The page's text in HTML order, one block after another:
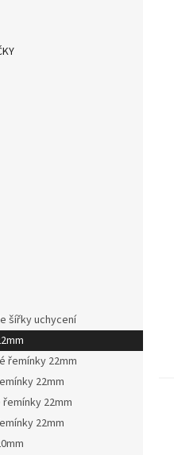
šířky uchycení
řemínky 22mm
22mm
22mm
22mm